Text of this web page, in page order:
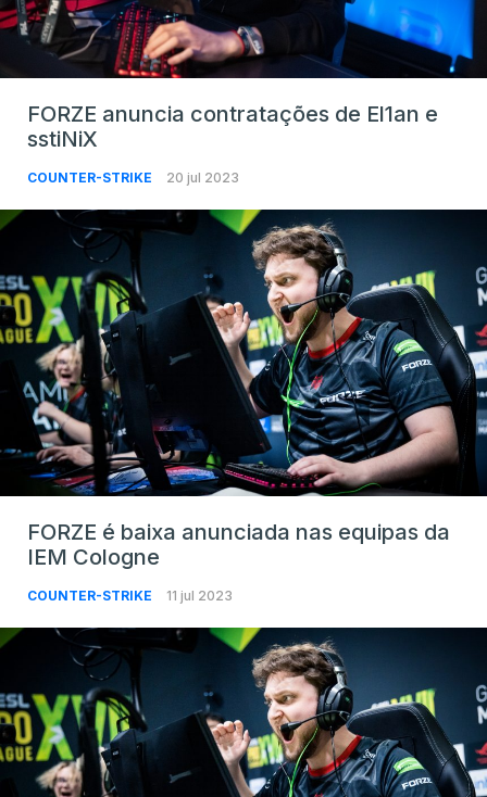
FORZE anuncia contratações de El1an e
sstiNiX
COUNTER-STRIKE 20 jul 2023
FORZE é baixa anunciada nas equipas da
IEM Cologne
COUNTER-STRIKE 11 jul 2023